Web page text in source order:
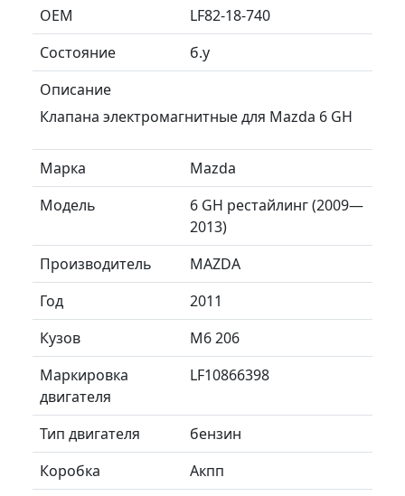
ОЕМ
LF82-18-740
Состояние
б.у
Описание
Клапана электромагнитные для Mazda 6 GH
Марка
Mazda
Модель
6 GH рестайлинг (2009—
2013)
Производитель
MAZDA
Год
2011
Кузов
М6 206
Маркировка
двигателя
LF10866398
Тип двигателя
бензин
Коробка
Акпп